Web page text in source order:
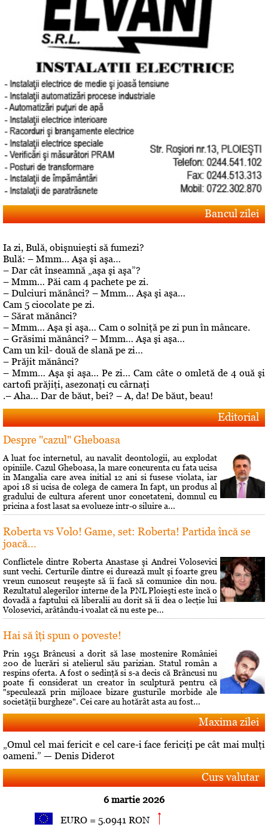
Bancul zilei
Ia zi, Bulă, obişnuieşti să fumezi?
Bulă: – Mmm… Aşa şi aşa…
– Dar cât înseamnă „aşa şi aşa”?
– Mmm… Păi cam 4 pachete pe zi.
– Dulciuri mănânci? – Mmm… Aşa şi aşa…
Cam 5 ciocolate pe zi.
– Sărat mănânci?
– Mmm… Aşa şi aşa… Cam o solniţă pe zi pun în mâncare.
– Grăsimi mănânci? – Mmm… Aşa şi aşa…
Cam un kil- două de slană pe zi…
– Prăjit mănânci?
– Mmm… Aşa şi aşa… Pe zi… Cam câte o omletă de 4 ouă şi
cartofi prăjiţi, asezonaţi cu cârnaţi
.– Aha… Dar de băut, bei? – A, da! De băut, beau!
Editorial
Despre "cazul" Gheboasa
A luat foc internetul, au navalit deontologii, au explodat
opiniile. Cazul Gheboasa, la mare concurenta cu fata ucisa
in Mangalia care avea initial 12 ani si fusese violata, iar
apoi 18 si ucisa de colega de camera In fapt, un produs al
gradului de cultura aferent unor concetateni, domnul cu
pricina a fost lasat sa evolueze intr-o siluire a...
Roberta vs Volo! Game, set: Roberta! Partida încă se
joacă...
Conflictele dintre Roberta Anastase şi Andrei Volosevici
sunt vechi. Certurile dintre ei durează mult şi foarte greu
vreun cunoscut reuşeşte să îi facă să comunice din nou.
Rezultatul alegerilor interne de la PNL Ploieşti este încă o
dovadă a faptului că liberalii au dorit să îi dea o lecţie lui
Volosevici, arâtându-i voalat că nu este pe...
Hai să îţi spun o poveste!
Prin 1951 Brâncusi a dorit să lase mostenire României
200 de lucrări si atelierul său parizian. Statul român a
respins oferta. A fost o sedinţă si s-a decis că Brâncusi nu
poate fi considerat un creator în sculptură pentru că
"speculează prin mijloace bizare gusturile morbide ale
societăţii burgheze". Cei care au hotărât asta au fost...
Maxima zilei
„Omul cel mai fericit e cel care-i face fericiţi pe cât mai mulţi
oameni.” — Denis Diderot
Curs valutar
6 martie 2026
EURO = 5.0941 RON